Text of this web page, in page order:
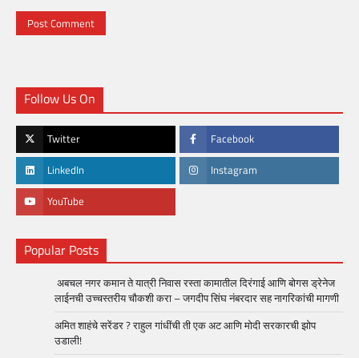
Follow Us On
Twitter Facebook
LinkedIn Instagram
YouTube
Popular Posts
अबचल नगर कमान ते यात्री निवास रस्ता कामातील दिरंगाई आणि बोगस ड्रेनेज
लाईनची उच्चस्तरीय चौकशी करा – जगदीप सिंघ नंबरदार सह नागरिकांची मागणी
अमित शाहंचे सरेंडर ? राहुल गांधींची ती एक अट आणि मोदी सरकारची झोप
उडाली!